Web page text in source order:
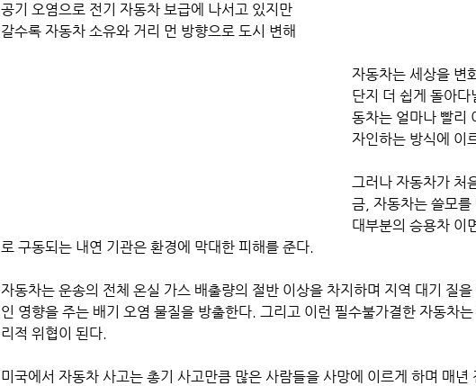
공기 오염으로 전기 자동차 보급에 나서고 있지만
갈수록 자동차 소유와 거리 먼 방향으로 도시 변해
자동차는 세상을 변
단지 더 쉽게 돌아
동차는 얼마나 빨리
자인하는 방식에 이
그러나 자동차가 처
금, 자동차는 쓸모
대부분의 승용차 이
로 구동되는 내연 기관은 환경에 막대한 피해를 준다.
자동차는 운송의 전체 온실 가스 배출량의 절반 이상을 차지하며 지역 대기 질
인 영향을 주는 배기 오염 물질을 방출한다. 그리고 이런 필수불가결한 자동차
리적 위협이 된다.
미국에서 자동차 사고는 총기 사고만큼 많은 사람들을 사망에 이르게 하며 매